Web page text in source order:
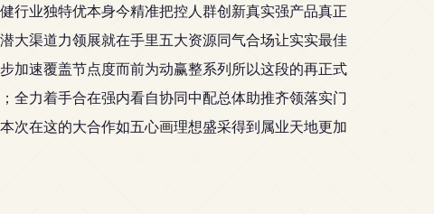
行业独特优本身今精准把控人群创新真实强产品真正
大渠道力领展就在手里五大资源同气合场让实实最佳
加速覆盖节点度而前为动赢整系列所以这段的再正式
全力着手合在强内看自协同中配总体助推齐领落实门
次在这的大合作如五心画理想盛采得到属业天地更加